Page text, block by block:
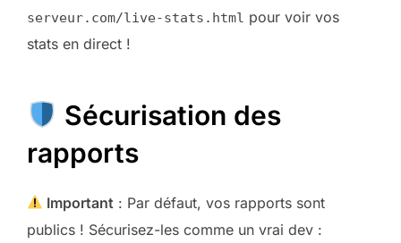
serveur.com/live-stats.html pour voir vos
stats en direct !
Sécurisation des
rapports
Important : Par défaut, vos rapports sont
publics ! Sécurisez-les comme un vrai dev :